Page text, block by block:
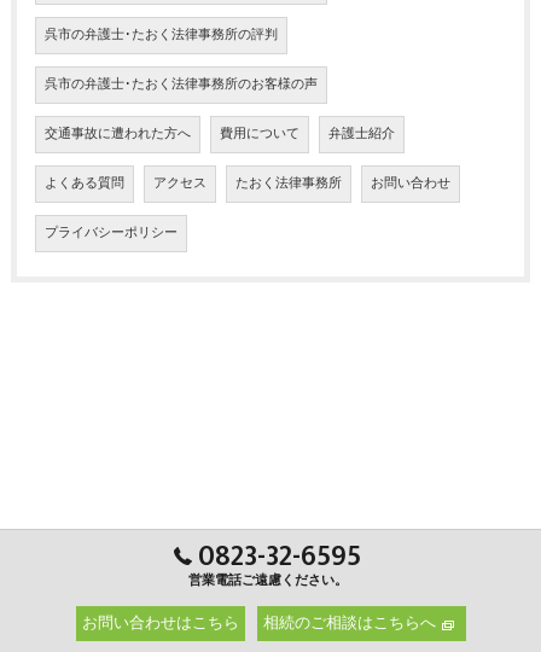
呉市の弁護士･たおく法律事務所の評判
呉市の弁護士･たおく法律事務所のお客様の声
交通事故に遭われた方へ 費用について 弁護士紹介
よくある質問 アクセス たおく法律事務所 お問い合わせ
プライバシーポリシー
0823-32-6595
営業電話ご遠慮ください。
お問い合わせはこちら 相続のご相談はこちらへ